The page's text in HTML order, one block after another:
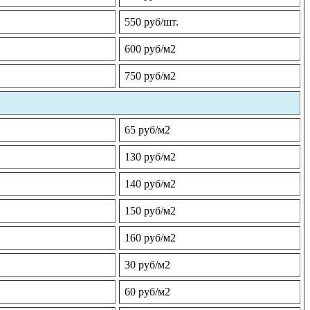
550 руб/шт.
600 руб/м2
750 руб/м2
65 руб/м2
130 руб/м2
140 руб/м2
150 руб/м2
160 руб/м2
30 руб/м2
60 руб/м2